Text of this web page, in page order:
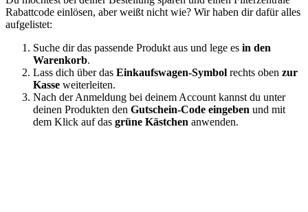
Rabattcode einlösen, aber weißt nicht wie? Wir haben dir dafür alles
aufgelistet:
Suche dir das passende Produkt aus und lege es in den
Warenkorb.
Lass dich über das Einkaufswagen-Symbol rechts oben zur
Kasse weiterleiten.
Nach der Anmeldung bei deinem Account kannst du unter
deinen Produkten den Gutschein-Code eingeben und mit
dem Klick auf das grüne Kästchen anwenden.